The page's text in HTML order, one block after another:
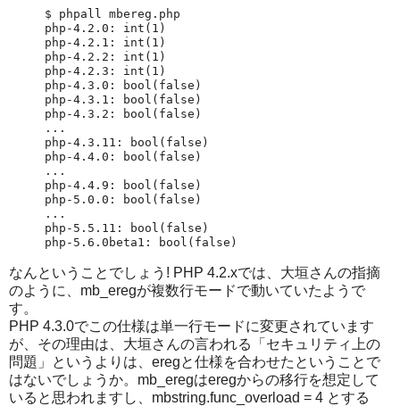
$ phpall mbereg.php
php-4.2.0: int(1)
php-4.2.1: int(1)
php-4.2.2: int(1)
php-4.2.3: int(1)
php-4.3.0: bool(false)
php-4.3.1: bool(false)
php-4.3.2: bool(false)
...
php-4.3.11: bool(false)
php-4.4.0: bool(false)
...
php-4.4.9: bool(false)
php-5.0.0: bool(false)
...
php-5.5.11: bool(false)
php-5.6.0beta1: bool(false)
なんということでしょう! PHP 4.2.xでは、大垣さんの指摘
のように、mb_eregが複数行モードで動いていたようで
す。
PHP 4.3.0でこの仕様は単一行モードに変更されています
が、その理由は、大垣さんの言われる「セキュリティ上の
問題」というよりは、eregと仕様を合わせたということで
はないでしょうか。mb_eregはeregからの移行を想定して
いると思われますし、mbstring.func_overload = 4 とする